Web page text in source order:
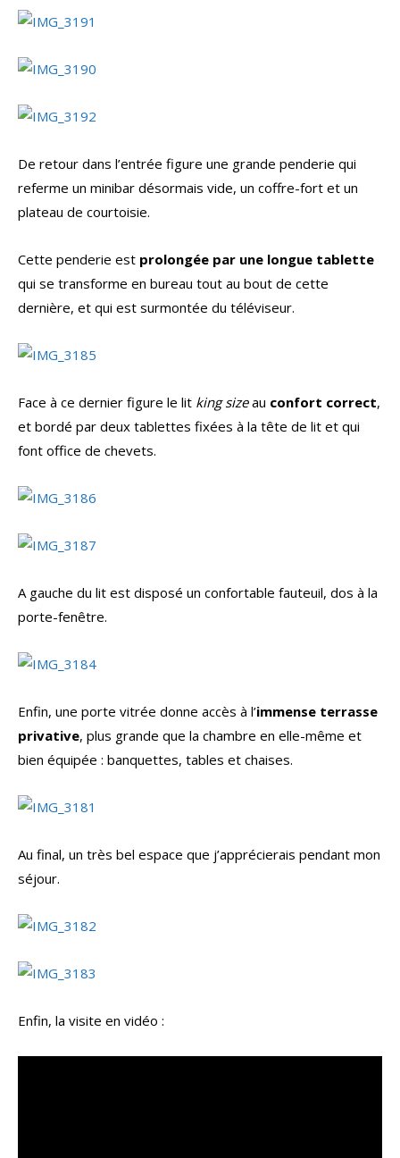
De retour dans l’entrée figure une grande penderie qui
referme un minibar désormais vide, un coffre-fort et un
plateau de courtoisie.
Cette penderie est prolongée par une longue tablette
qui se transforme en bureau tout au bout de cette
dernière, et qui est surmontée du téléviseur.
Face à ce dernier figure le lit king sizeau confort correct,
et bordé par deux tablettes fixées à la tête de lit et qui
font office de chevets.
A gauche du lit est disposé un confortable fauteuil, dos à la
porte-fenêtre.
Enfin, une porte vitrée donne accès à l’immense terrasse
privative, plus grande que la chambre en elle-même et
bien équipée : banquettes, tables et chaises.
Au final, un très bel espace que j’apprécierais pendant mon
séjour.
Enfin, la visite en vidéo :